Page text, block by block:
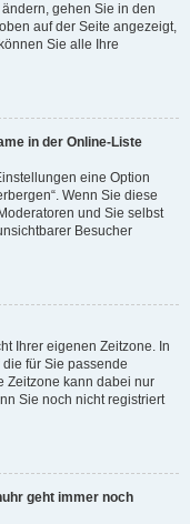
gehen Sie in den
auf der Seite angezeigt,
Sie alle Ihre
in der Online-Liste
eine Option
Wenn Sie diese
und Sie selbst
Besucher
Ihrer eigenen Zeitzone. In
für Sie passende
Zeitzone kann dabei nur
Sie noch nicht registriert
geht immer noch